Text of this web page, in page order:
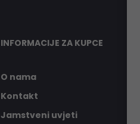
INFORMACIJE ZA KUPCE
O nama
Kontakt
Jamstveni uvjeti